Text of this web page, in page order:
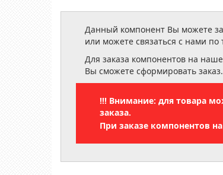
Данный компонент Вы можете
или можете связаться с нами по
Для заказа компонентов на
Вы сможете сформировать заказ.
!!! Внимание: для товара
заказа.
При заказе компонентов